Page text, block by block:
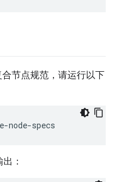
节点规范，请运行以下
node-specs
：